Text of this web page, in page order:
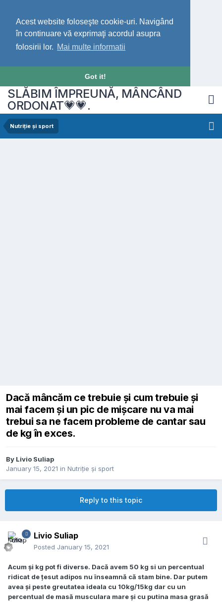
Acest website foloseşte cookie-uri. Navigând
în continuare vă exprimaţi acordul asupra
folosirii lor. Mai multe informatii
Got it!
SLĂBIM ÎMPREUNĂ, MÂNCÂND
ORDONAT💗💗.
Nutriție și sport
Dacă mâncăm ce trebuie și cum trebuie și
mai facem și un pic de mișcare nu va mai
trebui sa ne facem probleme de cantar sau
de kg în exces.
By Livio Suliap
January 15, 2021 in Nutriție și sport
Reply to this topic
Livio Suliap
Posted January 15, 2021
Acum și kg pot fi diverse. Dacă avem 50 kg si un percentual
ridicat de țesut adipos nu înseamnă că stam bine. Dar putem
avea și peste greutatea ideala cu 10kg/15kg dar cu un
percentual de masă musculara mare și cu putina masa grasă